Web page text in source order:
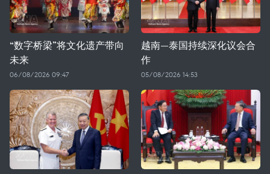
“数字桥梁”将文化遗产带向
未来
06/08/2026 09:47
越南—泰国持续深化议会合
作
05/08/2026 14:53